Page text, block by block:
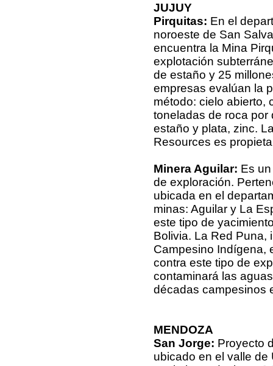
JUJUY
Pirquitas: En el
noroeste de San
encuentra la Mina
explotación
de estaño y 25
empresas evalúan la
método: cielo abierto,
toneladas de roca por
estaño y plata, zinc.
Resources es
Minera Aguilar: Es
de exploración.
ubicada en el
minas: Aguilar y La
este tipo de
Bolivia. La Red Puna,
Campesino Indígena,
contra este tipo de
contaminará las
décadas campesinos
MENDOZA
San Jorge: Proyecto
ubicado en el valle de